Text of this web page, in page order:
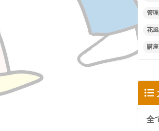
管理
花
講座
全